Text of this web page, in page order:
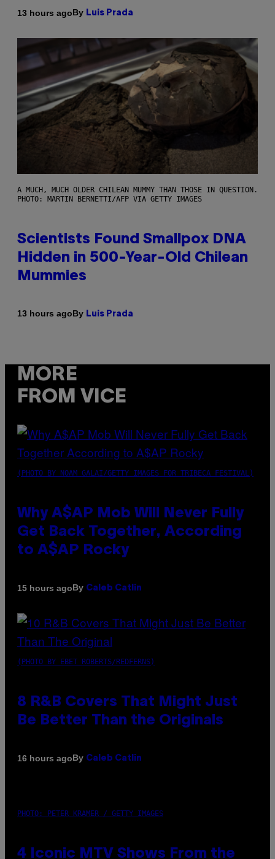
13 hours agoBy Luis Prada
A MUCH, MUCH OLDER CHILEAN MUMMY THAN THOSE IN QUESTION.
PHOTO: MARTIN BERNETTI/AFP VIA GETTY IMAGES
Scientists Found Smallpox DNA
Hidden in 500-Year-Old Chilean
Mummies
13 hours agoBy Luis Prada
MORE
FROM VICE
(PHOTO BY NOAM GALAI/GETTY IMAGES FOR TRIBECA FESTIVAL)
Why A$AP Mob Will Never Fully
Get Back Together, According
to A$AP Rocky
15 hours agoBy Caleb Catlin
(PHOTO BY EBET ROBERTS/REDFERNS)
8 R&B Covers That Might Just
Be Better Than the Originals
16 hours agoBy Caleb Catlin
PHOTO: PETER KRAMER / GETTY IMAGES
4 Iconic MTV Shows From the